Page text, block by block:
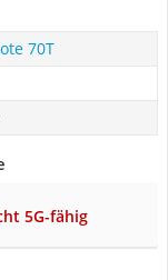
70T
5G-fähig